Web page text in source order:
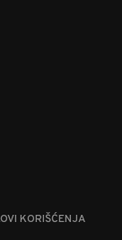
KORIŠĆENJA